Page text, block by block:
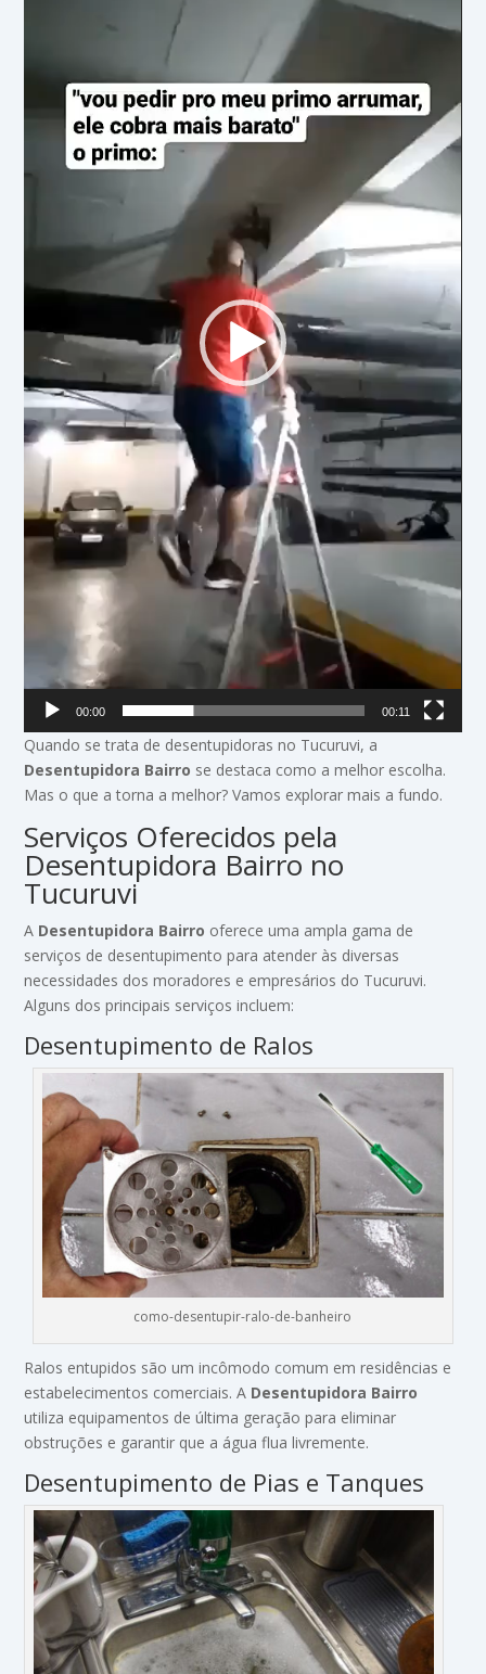
00:00 00:11
Quando se trata de desentupidoras no Tucuruvi, a
Desentupidora Bairro se destaca como a melhor escolha.
Mas o que a torna a melhor? Vamos explorar mais a fundo.
Serviços Oferecidos pela
Desentupidora Bairro no
Tucuruvi
A Desentupidora Bairro oferece uma ampla gama de
serviços de desentupimento para atender às diversas
necessidades dos moradores e empresários do Tucuruvi.
Alguns dos principais serviços incluem:
Desentupimento de Ralos
como-desentupir-ralo-de-banheiro
Ralos entupidos são um incômodo comum em residências e
estabelecimentos comerciais. A Desentupidora Bairro
utiliza equipamentos de última geração para eliminar
obstruções e garantir que a água flua livremente.
Desentupimento de Pias e Tanques